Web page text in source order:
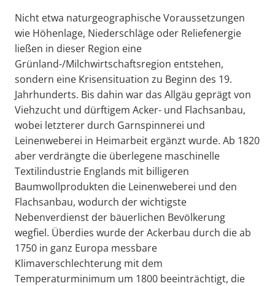
Nicht etwa naturgeographische Voraussetzungen
wie Höhenlage, Niederschläge oder Reliefenergie
ließen in dieser Region eine
Grünland-/Milchwirtschaftsregion entstehen,
sondern eine Krisensituation zu Beginn des 19.
Jahrhunderts. Bis dahin war das Allgäu geprägt von
Viehzucht und dürftigem Acker- und Flachsanbau,
wobei letzterer durch Garnspinnerei und
Leinenweberei in Heimarbeit ergänzt wurde. Ab 1820
aber verdrängte die überlegene maschinelle
Textilindustrie Englands mit billigeren
Baumwollprodukten die Leinenweberei und den
Flachsanbau, wodurch der wichtigste
Nebenverdienst der bäuerlichen Bevölkerung
wegfiel. Überdies wurde der Ackerbau durch die ab
1750 in ganz Europa messbare
Klimaverschlechterung mit dem
Temperaturminimum um 1800 beeinträchtigt, die